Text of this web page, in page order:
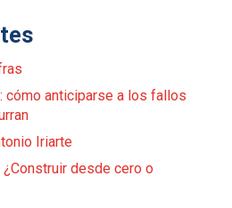
cómo anticiparse a los fallos
Iriarte
desde cero o